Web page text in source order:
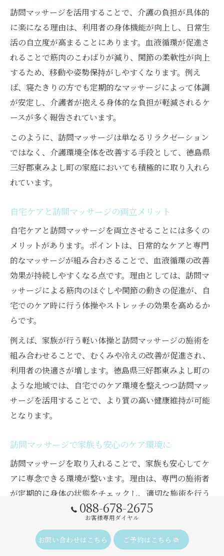
訪問マッサージを活用することで、介護の負担が具体的
に楽になる理由は、利用者の身体機能が向上し、日常生
活の自立度が高まることにあります。血液循環が促進さ
れることで筋肉のこわばりが減り、関節の柔軟性が向上
するため、移動や姿勢保持がしやすくなります。例え
ば、寝たきりの方でも定期的なマッサージによって体調
が安定し、介護者が抱える身体的な負担が軽減されるケ
ースが多く報告されています。
このように、訪問マッサージは単なるリラクゼーション
ではなく、介護環境全体を改善する手段として、徳島県
三好郡東みよし町の家庭においても積極的に取り入れら
れています。
自宅ケアと訪問マッサージの両立メリット
自宅ケアと訪問マッサージを両立させることには多くの
メリットがあります。ポイントは、日常的なケアと専門
的なマッサージが組み合わさることで、血液循環の改善
効果が持続しやすくなる点です。理由としては、訪問マ
ッサージによる筋肉のほぐしや関節の動きの促進が、自
宅でのケア時に行う体操やストレッチの効果を高めるか
らです。
例えば、家族が行う軽い体操と訪問マッサージの施術を
組み合わせることで、むくみや冷えの改善が促進され、
利用者の快適さが増します。徳島県三好郡東みよし町の
ような地域では、自宅でのケア環境を整えつつ訪問マッ
サージを活用することで、より質の高い健康維持が可能
となります。
訪問マッサージで家族も安心のケア環境に
訪問マッサージを取り入れることで、家族も安心してケ
アに専念できる環境が整います。理由は、専門の施術者
が定期的に身体の状態をチェックし、適切な施術を行う
ため、家族が抱えがちな「適切なケアができているか」
という不安を軽減できるからです。具体例として、施術
者が利用者の変化を細かく観察し、必要に応じてケア方
法のアドバイスを提供することで、家族のケアスキル向
088-678-2675
お客様専用ダイヤル
お問い合わせはこちら ご予約はこちら